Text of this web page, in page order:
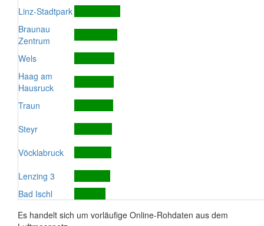
Linz-Stadtpark
Braunau
Zentrum
Wels
Haag am
Hausruck
Traun
Steyr
Vöcklabruck
Lenzing 3
Bad Ischl
Es handelt sich um vorläufige Online-Rohdaten aus dem